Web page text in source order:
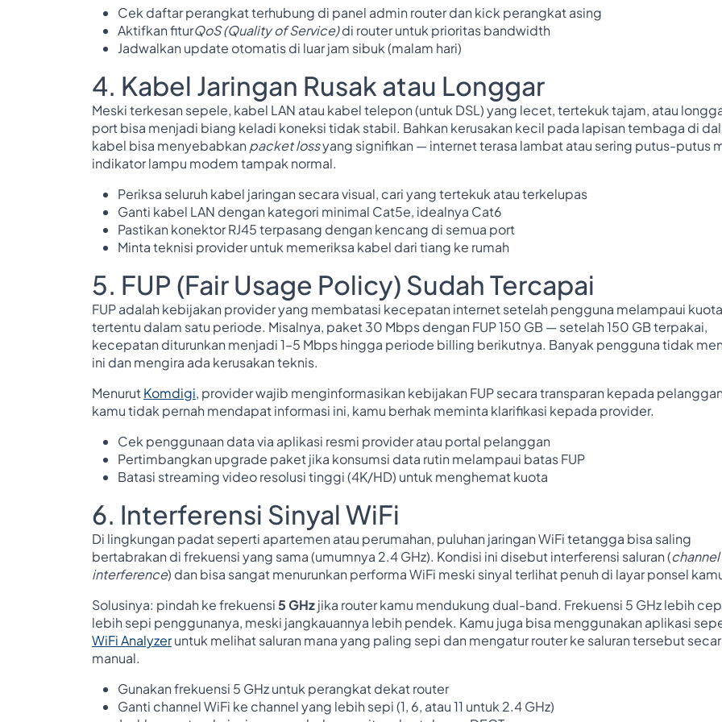
Cek daftar perangkat terhubung di panel admin router dan kick perangkat asing
Aktifkan fiturQoS (Quality of Service)di router untuk prioritas bandwidth
Jadwalkan update otomatis di luar jam sibuk (malam hari)
4. Kabel Jaringan Rusak atau Longgar
Meski terkesan sepele, kabel LAN atau kabel telepon (untuk DSL) yang lecet, tertekuk tajam, atau
port bisa menjadi biang keladi koneksi tidak stabil. Bahkan kerusakan kecil pada lapisan tembaga di
kabel bisa menyebabkan packet lossyang signifikan — internet terasa lambat atau sering putus-putus
indikator lampu modem tampak normal.
Periksa seluruh kabel jaringan secara visual, cari yang tertekuk atau terkelupas
Ganti kabel LAN dengan kategori minimal Cat5e, idealnya Cat6
Pastikan konektor RJ45 terpasang dengan kencang di semua port
Minta teknisi provider untuk memeriksa kabel dari tiang ke rumah
5. FUP (Fair Usage Policy) Sudah Tercapai
FUP adalah kebijakan provider yang membatasi kecepatan internet setelah pengguna melampaui kuota
tertentu dalam satu periode. Misalnya, paket 30 Mbps dengan FUP 150 GB — setelah 150 GB terpakai,
kecepatan diturunkan menjadi 1–5 Mbps hingga periode billing berikutnya. Banyak pengguna tidak
ini dan mengira ada kerusakan teknis.
MenurutKomdigi, provider wajib menginformasikan kebijakan FUP secara transparan kepada
kamu tidak pernah mendapat informasi ini, kamu berhak meminta klarifikasi kepada provider.
Cek penggunaan data via aplikasi resmi provider atau portal pelanggan
Pertimbangkan upgrade paket jika konsumsi data rutin melampaui batas FUP
Batasi streaming video resolusi tinggi (4K/HD) untuk menghemat kuota
6. Interferensi Sinyal WiFi
Di lingkungan padat seperti apartemen atau perumahan, puluhan jaringan WiFi tetangga bisa saling
bertabrakan di frekuensi yang sama (umumnya 2.4 GHz). Kondisi ini disebut interferensi saluran (channel
interference) dan bisa sangat menurunkan performa WiFi meski sinyal terlihat penuh di layar ponsel
Solusinya: pindah ke frekuensi5 GHzjika router kamu mendukung dual-band. Frekuensi 5 GHz lebih
lebih sepi penggunanya, meski jangkauannya lebih pendek. Kamu juga bisa menggunakan aplikasi
WiFi Analyzeruntuk melihat saluran mana yang paling sepi dan mengatur router ke saluran tersebut
manual.
Gunakan frekuensi 5 GHz untuk perangkat dekat router
Ganti channel WiFi ke channel yang lebih sepi (1, 6, atau 11 untuk 2.4 GHz)